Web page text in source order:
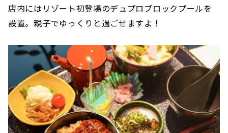
店内にはリゾート初登場のデュプロブロックプールを
設置。親子でゆっくりと過ごせますよ！